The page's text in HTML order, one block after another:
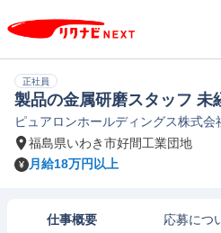
正社員
製品の金属研磨スタッフ 未
ピュアロンホールディングス株式会
福島県いわき市好間工業団地
月給18万円以上
仕事概要 応募につ